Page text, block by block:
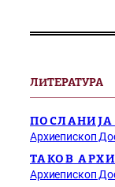
ЛИТЕРАТУРА
Архиепископ
ТАКОВ
Архиепископ